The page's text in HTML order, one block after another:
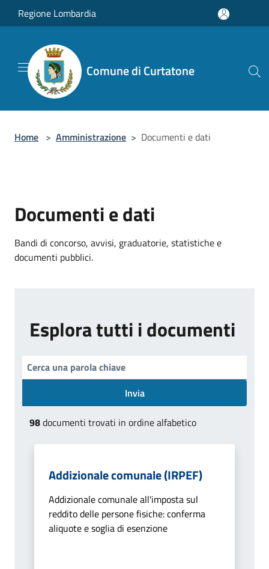
Salta al contenuto principale
Regione Lombardia
Comune di Curtatone
Home > Amministrazione > Documenti e dati
Documenti e dati
Bandi di concorso, avvisi, graduatorie, statistiche e
documenti pubblici.
Esplora tutti i documenti
Invia
98documenti trovati in ordine alfabetico
Addizionale comunale (IRPEF)
Addizionale comunale all'imposta sul
reddito delle persone fisiche: conferma
aliquote e soglia di esenzione